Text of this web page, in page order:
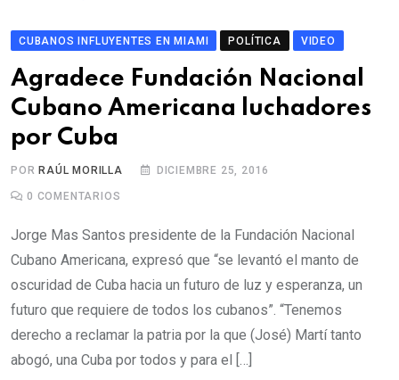
CUBANOS INFLUYENTES EN MIAMI POLÍTICA VIDEO
Agradece Fundación Nacional
Cubano Americana luchadores
por Cuba
POR RAÚL MORILLA DICIEMBRE 25, 2016
0 COMENTARIOS
Jorge Mas Santos presidente de la Fundación Nacional
Cubano Americana, expresó que “se levantó el manto de
oscuridad de Cuba hacia un futuro de luz y esperanza, un
futuro que requiere de todos los cubanos”. “Tenemos
derecho a reclamar la patria por la que (José) Martí tanto
abogó, una Cuba por todos y para el […]